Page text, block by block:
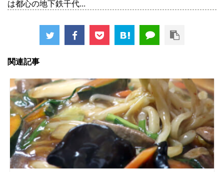
は都心の地下鉄千代...
関連記事